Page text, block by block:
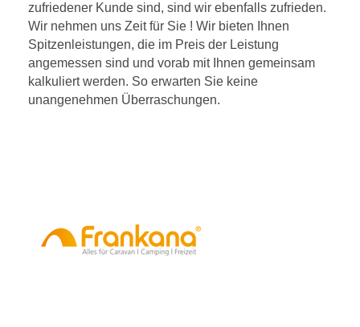
zufriedener Kunde sind, sind wir ebenfalls zufrieden.
Wir nehmen uns Zeit für Sie ! Wir bieten Ihnen
Spitzenleistungen, die im Preis der Leistung
angemessen sind und vorab mit Ihnen gemeinsam
kalkuliert werden. So erwarten Sie keine
unangenehmen Überraschungen.